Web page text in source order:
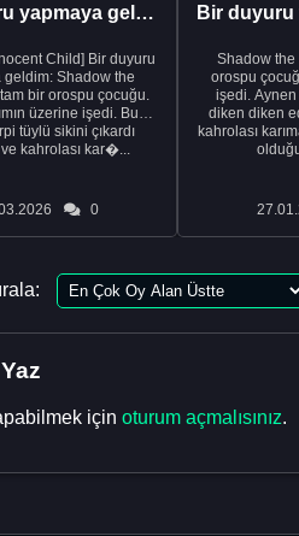
Bir duyuru yapmaya geldim
Child] Bir duyuru
geldim: Shadow the
bir orospu çocuğu.
üzerine işedi. Bu
tüylü sikini çıkardı
kahrolası kar�...
0
Shadow
orospu
işedi.
diken diken
kahrolası
için oturum açmalısınız.